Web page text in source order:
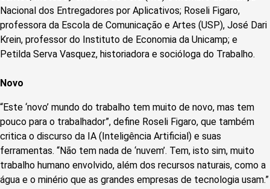
Nacional dos Entregadores por Aplicativos; Roseli Figaro,
professora da Escola de Comunicação e Artes (USP), José Dari
Krein, professor do Instituto de Economia da Unicamp; e
Petilda Serva Vasquez, historiadora e socióloga do Trabalho.
Novo
“Este ‘novo’ mundo do trabalho tem muito de novo, mas tem
pouco para o trabalhador”, define Roseli Figaro, que também
critica o discurso da IA (Inteligência Artificial) e suas
ferramentas. “Não tem nada de ‘nuvem’. Tem, isto sim, muito
trabalho humano envolvido, além dos recursos naturais, como a
água e o minério que as grandes empresas de tecnologia usam.”